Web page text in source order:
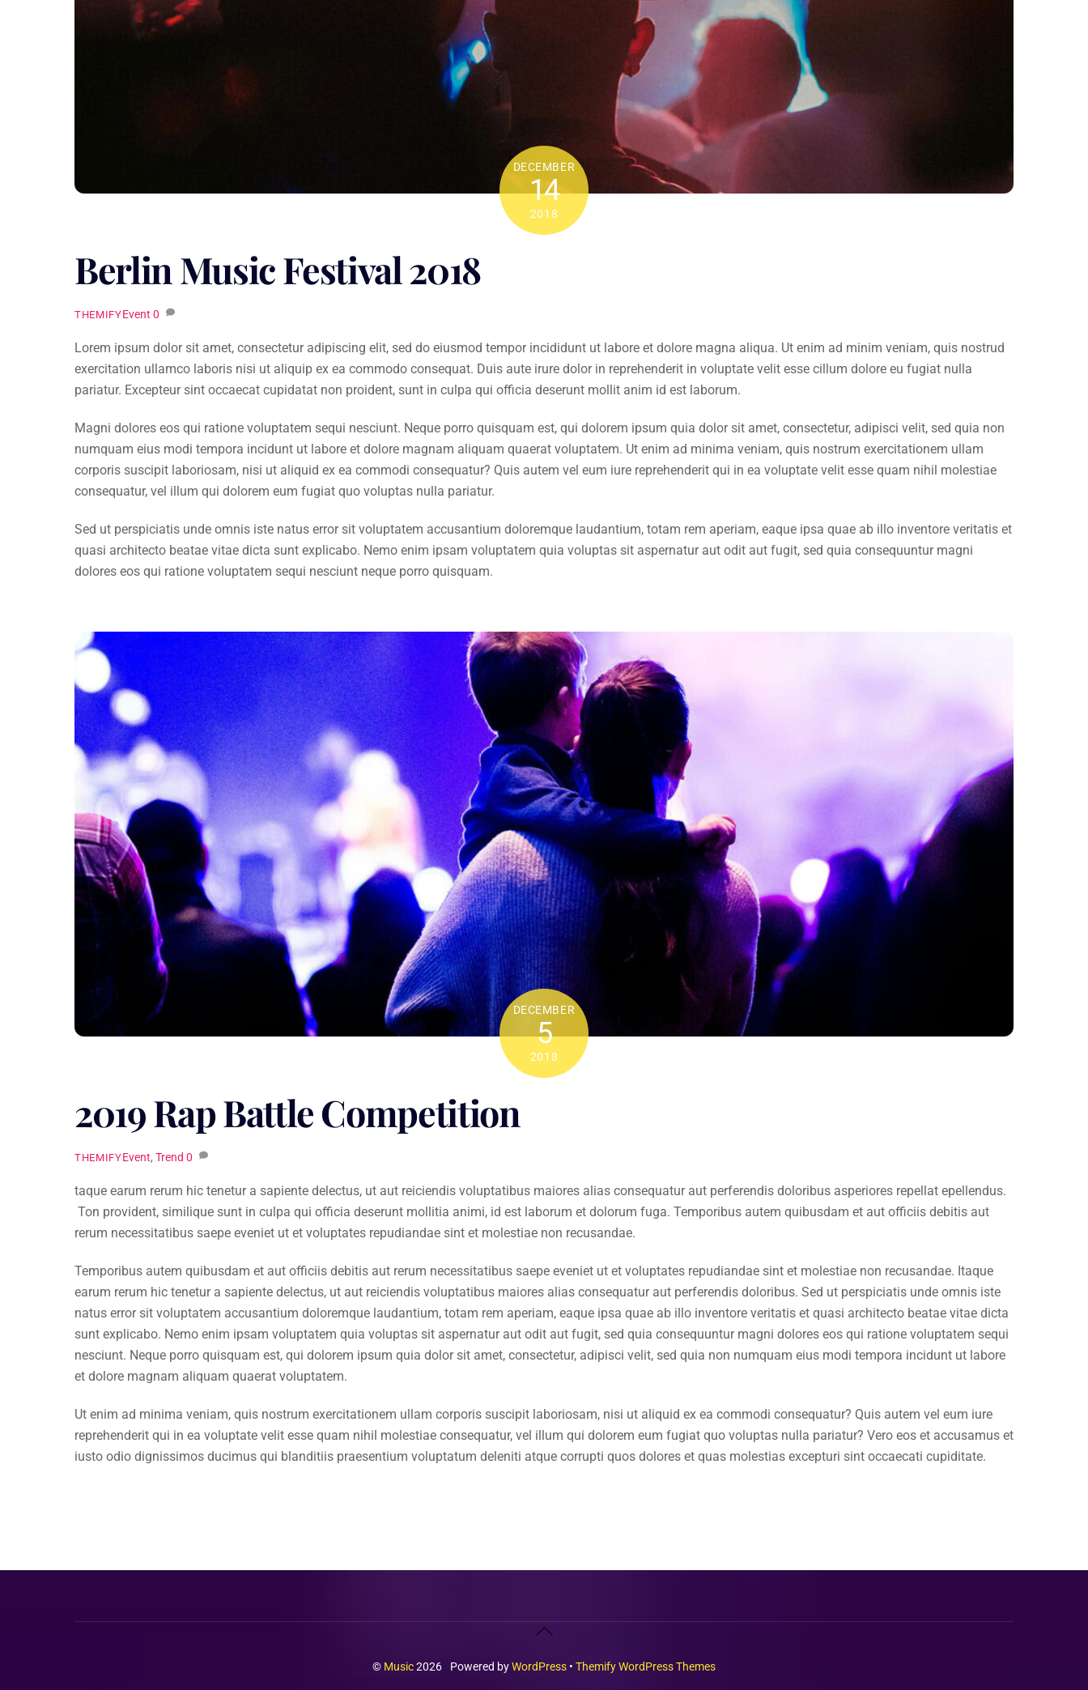
DECEMBER
14
2018
Berlin Music Festival 2018
THEMIFYEvent 0
Lorem ipsum dolor sit amet, consectetur adipiscing elit, sed do eiusmod tempor incididunt ut labore et dolore magna aliqua. Ut enim ad minim veniam, quis nostrud
exercitation ullamco laboris nisi ut aliquip ex ea commodo consequat. Duis aute irure dolor in reprehenderit in voluptate velit esse cillum dolore eu fugiat nulla
pariatur. Excepteur sint occaecat cupidatat non proident, sunt in culpa qui officia deserunt mollit anim id est laborum.
Magni dolores eos qui ratione voluptatem sequi nesciunt. Neque porro quisquam est, qui dolorem ipsum quia dolor sit amet, consectetur, adipisci velit, sed quia non
numquam eius modi tempora incidunt ut labore et dolore magnam aliquam quaerat voluptatem. Ut enim ad minima veniam, quis nostrum exercitationem ullam
corporis suscipit laboriosam, nisi ut aliquid ex ea commodi consequatur? Quis autem vel eum iure reprehenderit qui in ea voluptate velit esse quam nihil molestiae
consequatur, vel illum qui dolorem eum fugiat quo voluptas nulla pariatur.
Sed ut perspiciatis unde omnis iste natus error sit voluptatem accusantium doloremque laudantium, totam rem aperiam, eaque ipsa quae ab illo inventore veritatis et
quasi architecto beatae vitae dicta sunt explicabo. Nemo enim ipsam voluptatem quia voluptas sit aspernatur aut odit aut fugit, sed quia consequuntur magni
dolores eos qui ratione voluptatem sequi nesciunt neque porro quisquam.
DECEMBER
5
2018
2019 Rap Battle Competition
THEMIFYEvent, Trend 0
taque earum rerum hic tenetur a sapiente delectus, ut aut reiciendis voluptatibus maiores alias consequatur aut perferendis doloribus asperiores repellat epellendus.
Ton provident, similique sunt in culpa qui officia deserunt mollitia animi, id est laborum et dolorum fuga. Temporibus autem quibusdam et aut officiis debitis aut
rerum necessitatibus saepe eveniet ut et voluptates repudiandae sint et molestiae non recusandae.
Temporibus autem quibusdam et aut officiis debitis aut rerum necessitatibus saepe eveniet ut et voluptates repudiandae sint et molestiae non recusandae. Itaque
earum rerum hic tenetur a sapiente delectus, ut aut reiciendis voluptatibus maiores alias consequatur aut perferendis doloribus. Sed ut perspiciatis unde omnis iste
natus error sit voluptatem accusantium doloremque laudantium, totam rem aperiam, eaque ipsa quae ab illo inventore veritatis et quasi architecto beatae vitae dicta
sunt explicabo. Nemo enim ipsam voluptatem quia voluptas sit aspernatur aut odit aut fugit, sed quia consequuntur magni dolores eos qui ratione voluptatem sequi
nesciunt. Neque porro quisquam est, qui dolorem ipsum quia dolor sit amet, consectetur, adipisci velit, sed quia non numquam eius modi tempora incidunt ut labore
et dolore magnam aliquam quaerat voluptatem.
Ut enim ad minima veniam, quis nostrum exercitationem ullam corporis suscipit laboriosam, nisi ut aliquid ex ea commodi consequatur? Quis autem vel eum iure
reprehenderit qui in ea voluptate velit esse quam nihil molestiae consequatur, vel illum qui dolorem eum fugiat quo voluptas nulla pariatur? Vero eos et accusamus et
iusto odio dignissimos ducimus qui blanditiis praesentium voluptatum deleniti atque corrupti quos dolores et quas molestias excepturi sint occaecati cupiditate.
Back
Top
© Music2026 Powered byWordPress • Themify WordPress Themes